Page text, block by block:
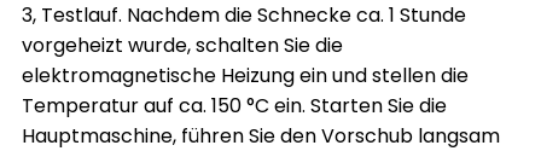
3, Testlauf. Nachdem die Schnecke ca. 1 Stunde
vorgeheizt wurde, schalten Sie die
elektromagnetische Heizung ein und stellen die
Temperatur auf ca. 150 °C ein. Starten Sie die
Hauptmaschine, führen Sie den Vorschub langsam